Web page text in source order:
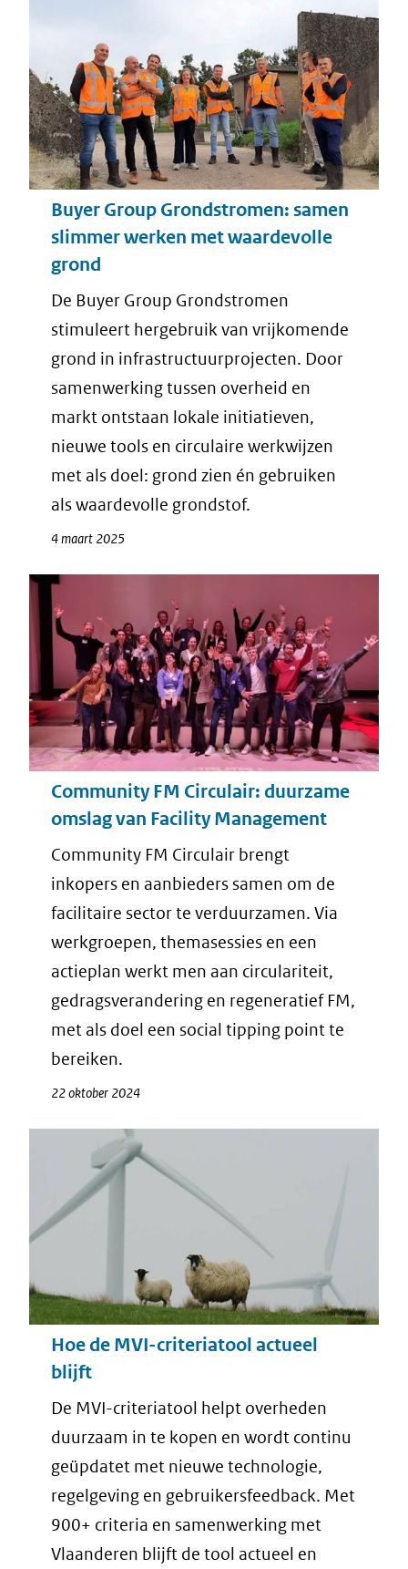
Buyer Group Grondstromen: samen
slimmer werken met waardevolle
grond
De Buyer Group Grondstromen
stimuleert hergebruik van vrijkomende
grond in infrastructuurprojecten. Door
samenwerking tussen overheid en
markt ontstaan lokale initiatieven,
nieuwe tools en circulaire werkwijzen
met als doel: grond zien én gebruiken
als waardevolle grondstof.
4 maart 2025
Community FM Circulair: duurzame
omslag van Facility Management
Community FM Circulair brengt
inkopers en aanbieders samen om de
facilitaire sector te verduurzamen. Via
werkgroepen, themasessies en een
actieplan werkt men aan circulariteit,
gedragsverandering en regeneratief FM,
met als doel een social tipping pointte
bereiken.
22 oktober 2024
Hoe de MVI-criteriatool actueel
blijft
De MVI-criteriatool helpt overheden
duurzaam in te kopen en wordt continu
geüpdatet met nieuwe technologie,
regelgeving en gebruikersfeedback. Met
900+ criteria en samenwerking met
Vlaanderen blijft de tool actueel en